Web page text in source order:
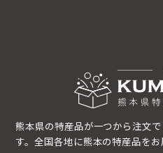
熊本県の特産品が一つから注文
す。全国各地に熊本の特産品をお